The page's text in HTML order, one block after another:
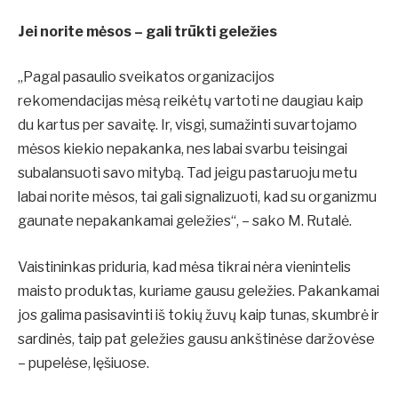
Jei norite mėsos – gali trūkti geležies
„Pagal pasaulio sveikatos organizacijos
rekomendacijas mėsą reikėtų vartoti ne daugiau kaip
du kartus per savaitę. Ir, visgi, sumažinti suvartojamo
mėsos kiekio nepakanka, nes labai svarbu teisingai
subalansuoti savo mitybą. Tad jeigu pastaruoju metu
labai norite mėsos, tai gali signalizuoti, kad su organizmu
gaunate nepakankamai geležies“, – sako M. Rutalė.
Vaistininkas priduria, kad mėsa tikrai nėra vienintelis
maisto produktas, kuriame gausu geležies. Pakankamai
jos galima pasisavinti iš tokių žuvų kaip tunas, skumbrė ir
sardinės, taip pat geležies gausu ankštinėse daržovėse
– pupelėse, lęšiuose.